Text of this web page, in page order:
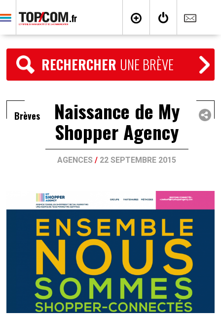
RECHERCHER UNE BRÈVE
Brèves Naissance de My
Shopper Agency
AGENCES / 22 SEPTEMBRE 2015